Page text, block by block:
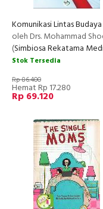
oleh Drs. Mohammad Shoelhi,
(Simbiosa Rekatama
Stok Tersedia
Rp 86.400
Hemat Rp 17.280
Rp 69.120